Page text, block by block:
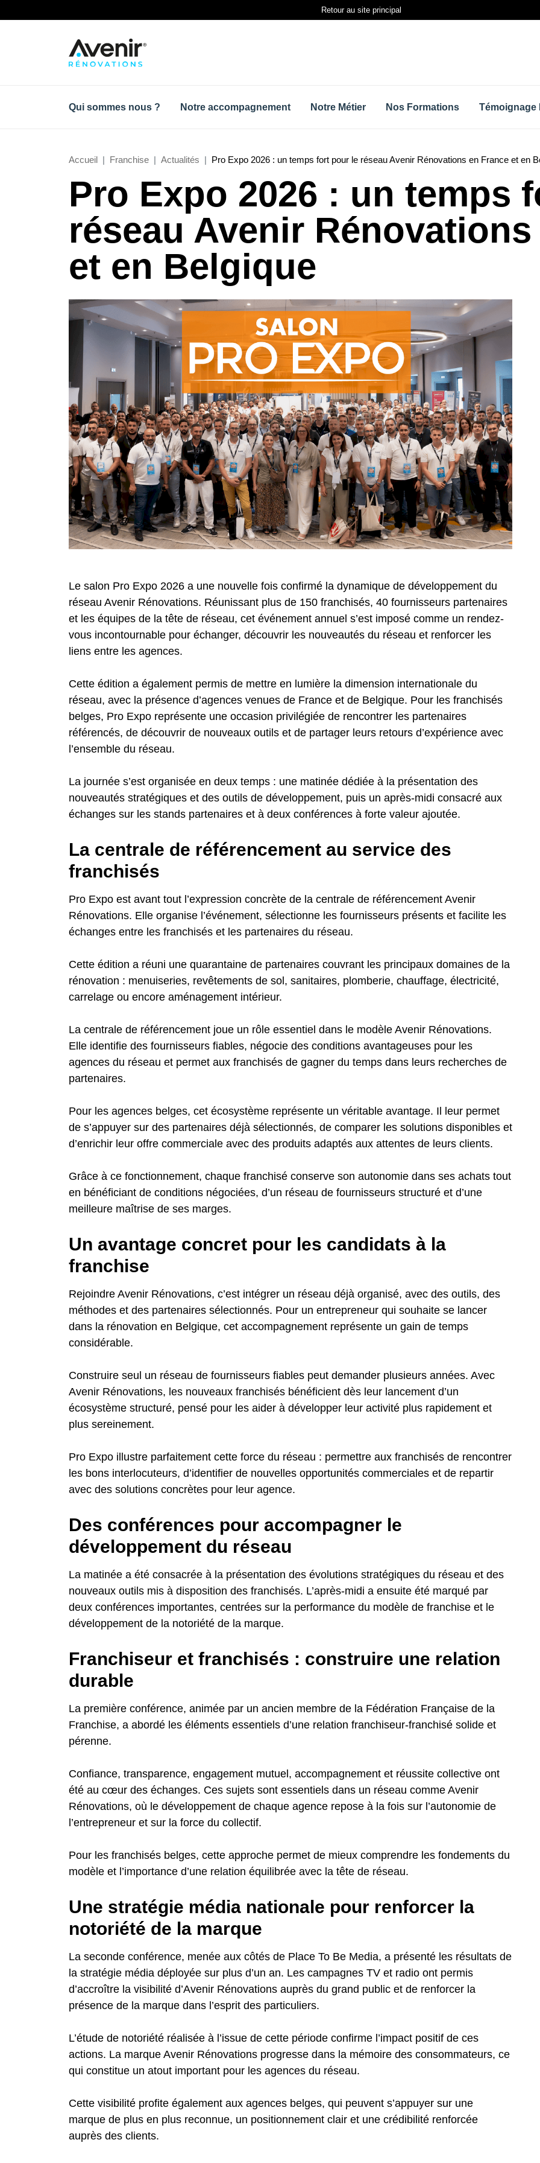
Retour au site principal
Qui sommes nous ? Notre accompagnement Notre Métier Nos Formations Témoignage
Accueil Franchise Actualités Pro Expo 2026 : un temps fort pour le réseau Avenir Rénovations en France et en
Pro Expo 2026 : un temps
réseau Avenir
et en Belgique
Le salon Pro Expo 2026 a une nouvelle fois confirmé la dynamique de développement du
réseau Avenir Rénovations. Réunissant plus de 150 franchisés, 40 fournisseurs partenaires
et les équipes de la tête de réseau, cet événement annuel s’est imposé comme un rendez-
vous incontournable pour échanger, découvrir les nouveautés du réseau et renforcer les
liens entre les agences.
Cette édition a également permis de mettre en lumière la dimension internationale du
réseau, avec la présence d’agences venues de France et de Belgique. Pour les franchisés
belges, Pro Expo représente une occasion privilégiée de rencontrer les partenaires
référencés, de découvrir de nouveaux outils et de partager leurs retours d’expérience avec
l’ensemble du réseau.
La journée s’est organisée en deux temps : une matinée dédiée à la présentation des
nouveautés stratégiques et des outils de développement, puis un après-midi consacré aux
échanges sur les stands partenaires et à deux conférences à forte valeur ajoutée.
La centrale de référencement au service des
franchisés
Pro Expo est avant tout l’expression concrète de la centrale de référencement Avenir
Rénovations. Elle organise l’événement, sélectionne les fournisseurs présents et facilite les
échanges entre les franchisés et les partenaires du réseau.
Cette édition a réuni une quarantaine de partenaires couvrant les principaux domaines de la
rénovation : menuiseries, revêtements de sol, sanitaires, plomberie, chauffage, électricité,
carrelage ou encore aménagement intérieur.
La centrale de référencement joue un rôle essentiel dans le modèle Avenir Rénovations.
Elle identifie des fournisseurs fiables, négocie des conditions avantageuses pour les
agences du réseau et permet aux franchisés de gagner du temps dans leurs recherches de
partenaires.
Pour les agences belges, cet écosystème représente un véritable avantage. Il leur permet
de s’appuyer sur des partenaires déjà sélectionnés, de comparer les solutions disponibles et
d’enrichir leur offre commerciale avec des produits adaptés aux attentes de leurs clients.
Grâce à ce fonctionnement, chaque franchisé conserve son autonomie dans ses achats tout
en bénéficiant de conditions négociées, d’un réseau de fournisseurs structuré et d’une
meilleure maîtrise de ses marges.
Un avantage concret pour les candidats à la
franchise
Rejoindre Avenir Rénovations, c’est intégrer un réseau déjà organisé, avec des outils, des
méthodes et des partenaires sélectionnés. Pour un entrepreneur qui souhaite se lancer
dans la rénovation en Belgique, cet accompagnement représente un gain de temps
considérable.
Construire seul un réseau de fournisseurs fiables peut demander plusieurs années. Avec
Avenir Rénovations, les nouveaux franchisés bénéficient dès leur lancement d’un
écosystème structuré, pensé pour les aider à développer leur activité plus rapidement et
plus sereinement.
Pro Expo illustre parfaitement cette force du réseau : permettre aux franchisés de rencontrer
les bons interlocuteurs, d’identifier de nouvelles opportunités commerciales et de repartir
avec des solutions concrètes pour leur agence.
Des conférences pour accompagner le
développement du réseau
La matinée a été consacrée à la présentation des évolutions stratégiques du réseau et des
nouveaux outils mis à disposition des franchisés. L’après-midi a ensuite été marqué par
deux conférences importantes, centrées sur la performance du modèle de franchise et le
développement de la notoriété de la marque.
Franchiseur et franchisés : construire une relation
durable
La première conférence, animée par un ancien membre de la Fédération Française de la
Franchise, a abordé les éléments essentiels d’une relation franchiseur-franchisé solide et
pérenne.
Confiance, transparence, engagement mutuel, accompagnement et réussite collective ont
été au cœur des échanges. Ces sujets sont essentiels dans un réseau comme Avenir
Rénovations, où le développement de chaque agence repose à la fois sur l’autonomie de
l’entrepreneur et sur la force du collectif.
Pour les franchisés belges, cette approche permet de mieux comprendre les fondements du
modèle et l’importance d’une relation équilibrée avec la tête de réseau.
Une stratégie média nationale pour renforcer la
notoriété de la marque
La seconde conférence, menée aux côtés de Place To Be Media, a présenté les résultats de
la stratégie média déployée sur plus d’un an. Les campagnes TV et radio ont permis
d’accroître la visibilité d’Avenir Rénovations auprès du grand public et de renforcer la
présence de la marque dans l’esprit des particuliers.
L’étude de notoriété réalisée à l’issue de cette période confirme l’impact positif de ces
actions. La marque Avenir Rénovations progresse dans la mémoire des consommateurs, ce
qui constitue un atout important pour les agences du réseau.
Cette visibilité profite également aux agences belges, qui peuvent s’appuyer sur une
marque de plus en plus reconnue, un positionnement clair et une crédibilité renforcée
auprès des clients.